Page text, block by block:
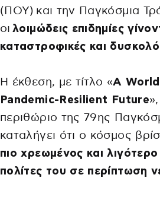
(ΠΟΥ) και την Παγκόσμια
οιλοιμώδεις επιδημίες
καταστροφικές και
Η έκθεση, με τίτλο «A
Pandemic-Resilient Future
περιθώριο της 79ης
καταλήγει ότι ο κόσμος
πιο χρεωμένος και
πολίτες του σε περίπτωση